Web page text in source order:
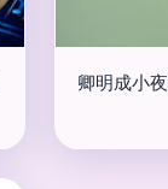
卿明成小